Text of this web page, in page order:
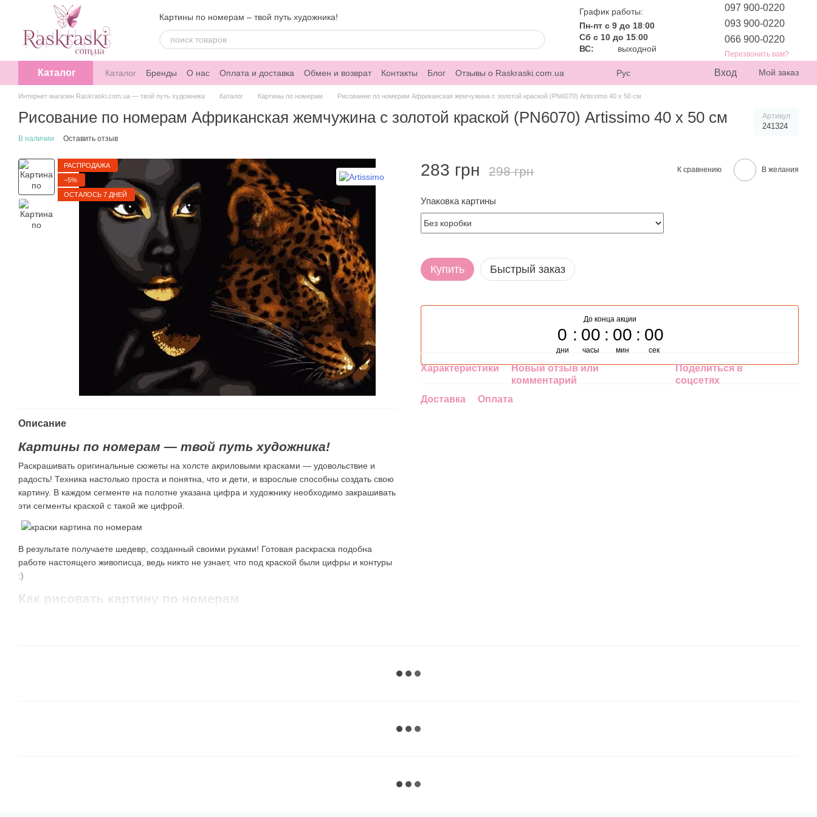
Перейти к основному контенту
Картины по номерам – твой путь художника!
График работы:
Пн-пт с 9 до 18:00
Сб с 10 до 15:00
ВС:
выходной
097 900-0220
093 900-0220
066 900-0220
Перезвонить вам?
Каталог Каталог Бренды О нас Оплата и доставка Обмен и возврат Контакты Блог Отзывы о Raskraski.com.ua Рус Вход Мой заказ
Интернет магазин Raskraski.com.ua — твой путь художника Каталог Картины по номерам Рисование по номерам Африканская жемчужина с золотой краской (PN6070) Artissimo 40 х 50 см
Рисование по номерам Африканская жемчужина с золотой краской (PN6070) Artissimo 40 х 50 см Артикул
241324
В наличии Оставить отзыв
РАСПРОДАЖА
−5%
ОСТАЛОСЬ 7 ДНЕЙ
Описание
Картины по номерам — твой путь художника!
Раскрашивать оригинальные сюжеты на холсте акриловыми красками — удовольствие и
радость! Техника настолько проста и понятна, что и дети, и взрослые способны создать свою
картину. В каждом сегменте на полотне указана цифра и художнику необходимо закрашивать
эти сегменты краской с такой же цифрой.
В результате получаете шедевр, созданный своими руками! Готовая раскраска подобна
работе настоящего живописца, ведь никто не узнает, что под краской были цифры и контуры
:)
Как рисовать картину по номерам
283 грн 298 грн К сравнению В желания
Упаковка картины
Купить Быстрый заказ
До конца акции
0
дни
00
часы
00
мин
00
сек
Характеристики
Новый отзыв или
комментарий
Поделиться в
соцсетях
Доставка
Оплата